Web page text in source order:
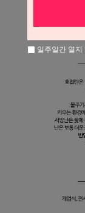
일주일간 열지